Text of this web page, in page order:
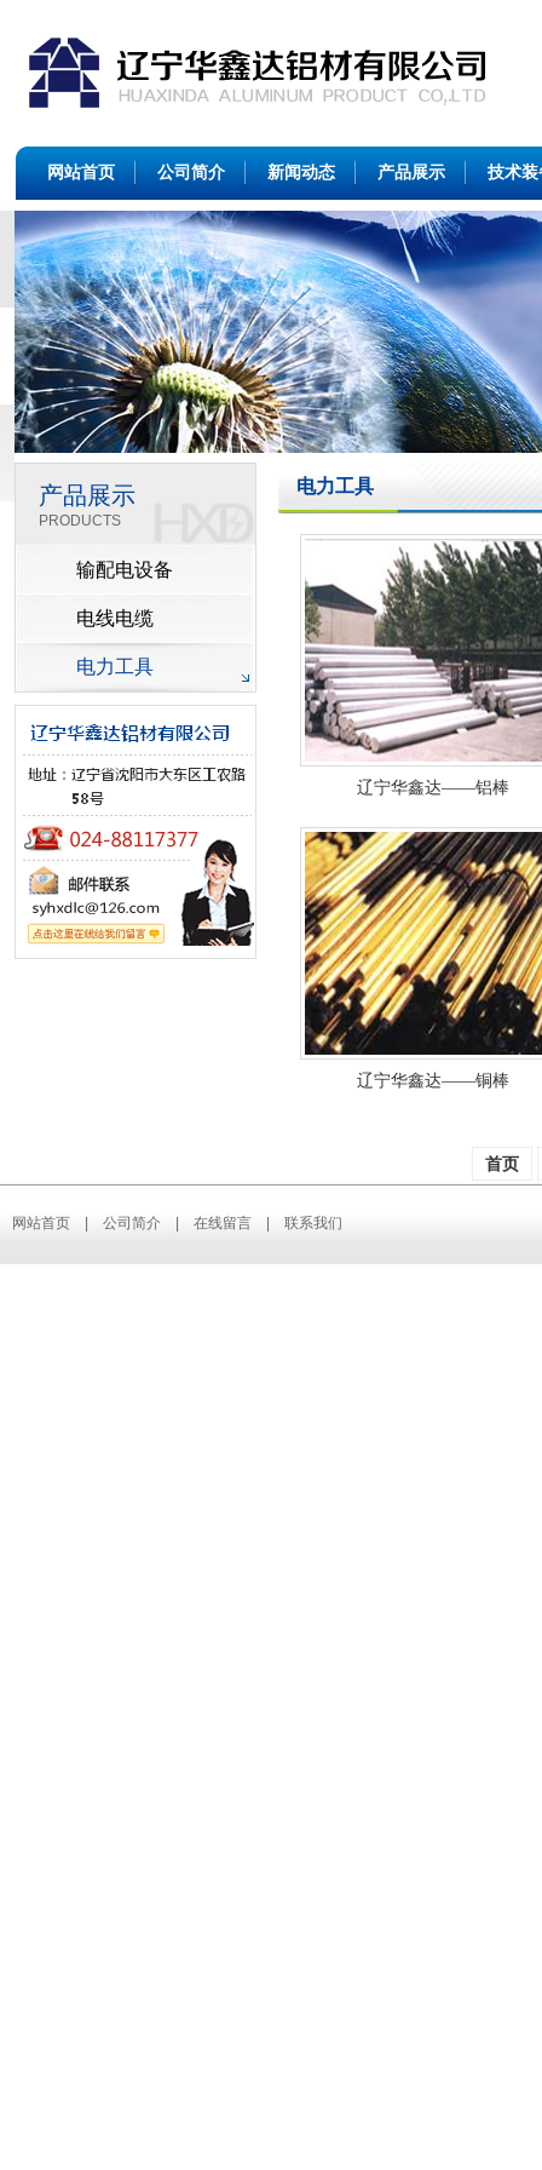
网站首页 公司简介 新闻动态 产品展示 技术装
产品展示
PRODUCTS
输配电设备
电线电缆
电力工具
电力工具
辽宁华鑫达——铝棒
辽宁华鑫达——铜棒
首页
网站首页 公司简介 在线留言 联系我们